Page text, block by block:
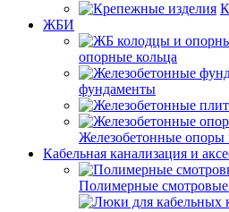
ЖБИ
опорные кольца
фундаменты
Железобетонные опоры
Кабельная канализация и
Полимерные смотровые